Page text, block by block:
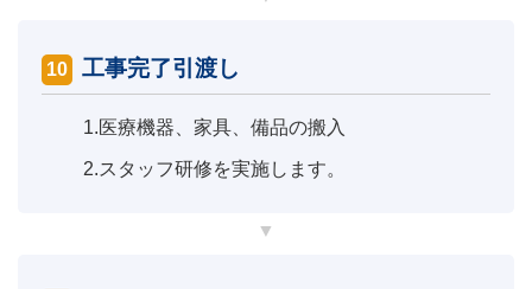
10 工事完了引渡し
1.医療機器、家具、備品の搬入
2.スタッフ研修を実施します。